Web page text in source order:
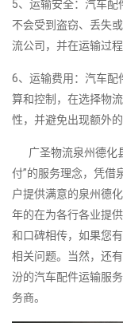
5、运输安全：汽车配
不会受到盗窃、丢失
流公司，并在运输过
6、运输费用：汽车配
算和控制，在选择物
性，并避免出现额外的
广圣物流泉州德化
付”的服务理念，凭借
户提供满意的泉州德
年的在为各行各业提
和口碑相传，如果您
相关问题。当然，还
汾的汽车配件运输服
务商。